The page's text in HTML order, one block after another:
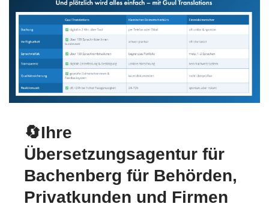
🔄Ihre
Übersetzungsagentur für
Bachenberg für Behörden,
Privatkunden und Firmen